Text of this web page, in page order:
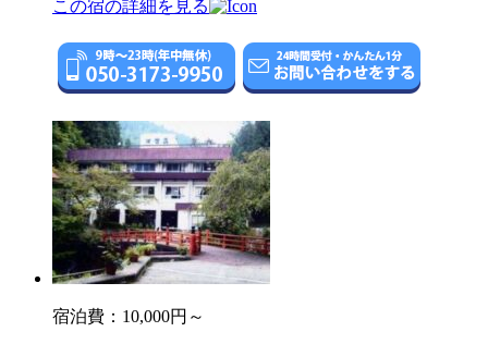
この宿の詳細を見る
宿泊費： 10,000円～